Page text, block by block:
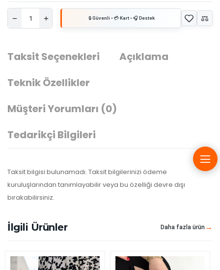
Taksit Seçenekleri
Açıklama
Teknik Özellikler
Müşteri Yorumları (0)
Tedarikçi Bilgileri
Taksit bilgisi bulunamadı. Taksit bilgilerinizi ödeme
kuruluşlarından tanımlayabilir veya bu özelliği devre dışı
bırakabilirsiniz.
İlgili Ürünler Daha fazla ürün